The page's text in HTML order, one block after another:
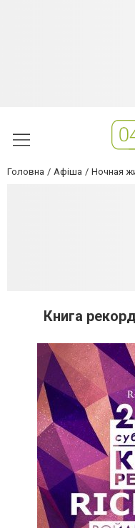
Головна Афіша Ночная
Книга